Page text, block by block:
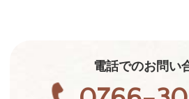
電話でのお問い